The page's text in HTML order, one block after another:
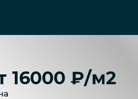
16000 ₽/м2